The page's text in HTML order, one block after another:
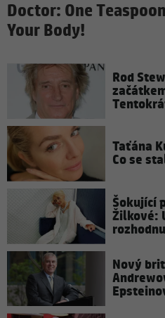
Doctor: One
Your Body!
Rod
Taťána
Co se
Šokující
Žilkové:
Nový